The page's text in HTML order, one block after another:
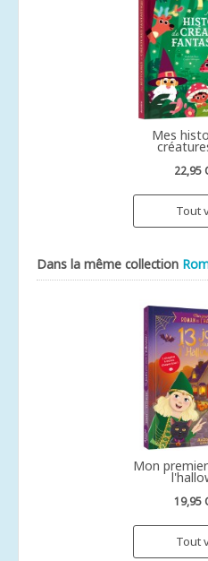
Mes
22,95
Tout
Dans la même collection
Mon
19,95
Tout